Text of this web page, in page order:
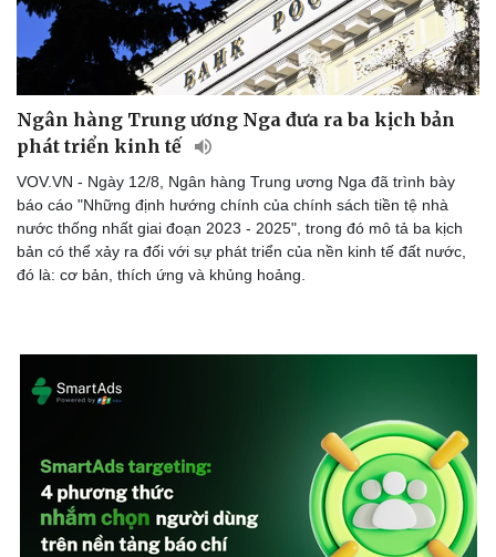
Sức khỏe
Dinh dưỡng - món ngon
Cây thuốc
Sản phụ khoa
Đời sống
Nhà đẹp
Tình yêu - Gia đình
Ngân hàng Trung ương Nga đưa ra ba kịch bản
phát triển kinh tế
VOV.VN - Ngày 12/8, Ngân hàng Trung ương Nga đã trình bày
báo cáo "Những định hướng chính của chính sách tiền tệ nhà
nước thống nhất giai đoạn 2023 - 2025", trong đó mô tả ba kịch
bản có thể xảy ra đối với sự phát triển của nền kinh tế đất nước,
đó là: cơ bản, thích ứng và khủng hoảng.